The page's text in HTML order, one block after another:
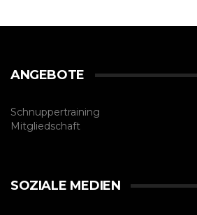
ANGEBOTE
Schnuppertraining
Mitgliedschaft
SOZIALE MEDIEN